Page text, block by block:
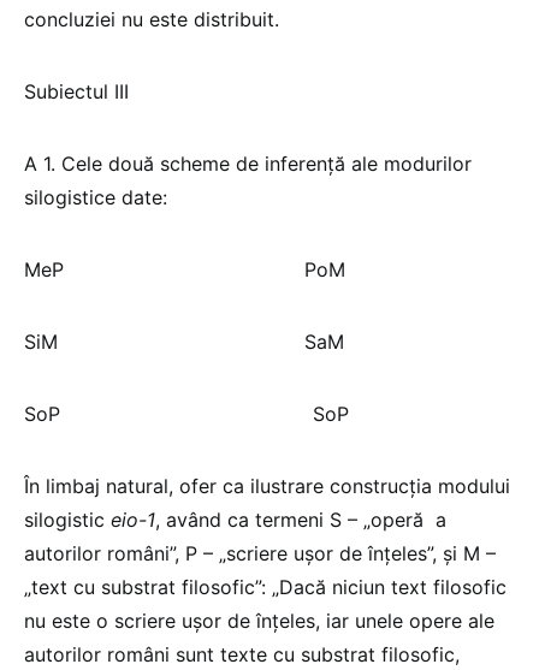
concluziei nu este distribuit.
Subiectul III
A 1. Cele două scheme de inferență ale modurilor
silogistice date:
MeP PoM
SiM SaM
SoP SoP
În limbaj natural, ofer ca ilustrare construcția modului
silogistic eio-1, având ca termeni S – „operă a
autorilor români”, P – „scriere ușor de înțeles”, și M –
„text cu substrat filosofic”: „Dacă niciun text filosofic
nu este o scriere ușor de înțeles, iar unele opere ale
autorilor români sunt texte cu substrat filosofic,